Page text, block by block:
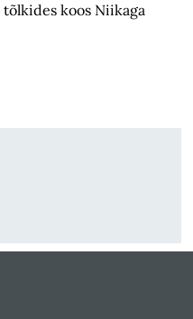
koos Niikaga